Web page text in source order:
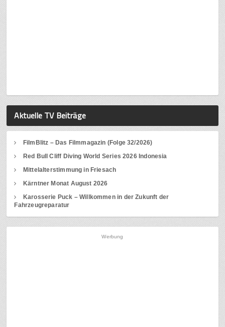
Aktuelle TV Beiträge
FilmBlitz – Das Filmmagazin (Folge 32/2026)
Red Bull Cliff Diving World Series 2026 Indonesia
Mittelalterstimmung in Friesach
Kärntner Monat August 2026
Karosserie Puck – Willkommen in der Zukunft der
Fahrzeugreparatur
Werbung